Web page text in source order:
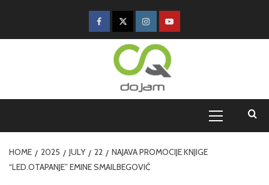
HOME 2025 JULY 22
NAJAVA PROMOCIJE KNJIGE
“LED.OTAPANJE” EMINE SMAILBEGOVIĆ